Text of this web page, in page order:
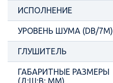
ИСПОЛНЕНИЕ
УРОВЕНЬ ШУМА (DB/7М)
ГЛУШИТЕЛЬ
ГАБАРИТНЫЕ РАЗМЕРЫ
(Д;Ш;В; ММ)